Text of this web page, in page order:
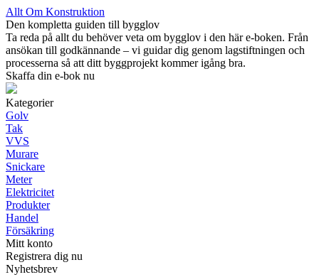
Allt Om Konstruktion
Den kompletta guiden till bygglov
Ta reda på allt du behöver veta om bygglov i den här e-boken. Från
ansökan till godkännande – vi guidar dig genom lagstiftningen och
processerna så att ditt byggprojekt kommer igång bra.
Skaffa din e-bok nu
Kategorier
Golv
Tak
VVS
Murare
Snickare
Meter
Elektricitet
Produkter
Handel
Försäkring
Mitt konto
Registrera dig nu
Nyhetsbrev